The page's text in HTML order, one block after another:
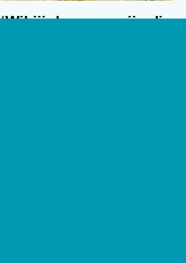
‘Wil jij de vrouw zijn die